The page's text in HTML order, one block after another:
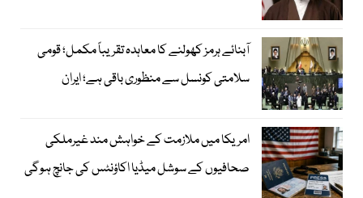
آبنائے ہرمز کھولنے کا معاہدہ تقریباً مکمل؛ قومی
سلامتی کونسل سے منظوری باقی ہے؛ ایران
امریکا میں ملازمت کے خواہش مند غیرملکی
صحافیوں کے سوشل میڈیا اکاؤنٹس کی جانچ ہوگی